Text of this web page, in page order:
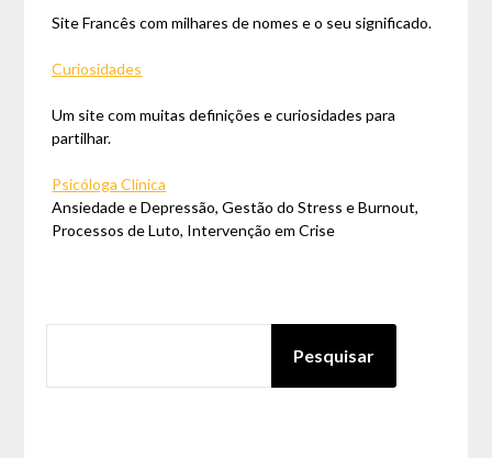
Site Francês com milhares de nomes e o seu significado.
Curiosidades
Um site com muitas definições e curiosidades para
partilhar.
Psicóloga Clínica
Ansiedade e Depressão, Gestão do Stress e Burnout,
Processos de Luto, Intervenção em Crise
Pesquisar